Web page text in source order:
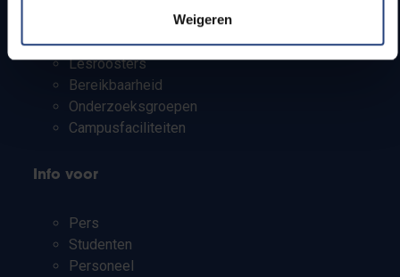
Weigeren
Jobs
Lesroosters
Bereikbaarheid
Onderzoeksgroepen
Campusfaciliteiten
Info voor
Pers
Studenten
Personeel